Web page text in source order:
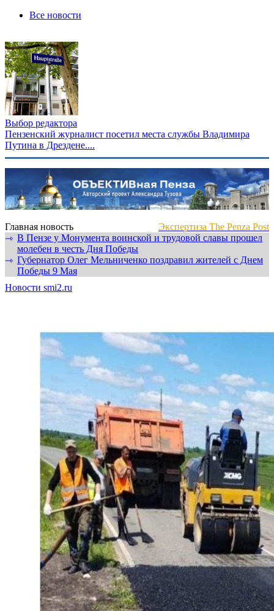
Все новости
Выбор редактора
Пензенский журналист посетил места службы Владимира
Путина в Дрездене....
Главная новость
Экспертиза The Penza Post
⇾ В Пензе у Монумента воинской и трудовой славы прошел
молебен в честь Дня Победы
⇾ Губернатор Олег Мельниченко поздравил жителей с Днем
Победы 9 Мая
Новости smi2.ru